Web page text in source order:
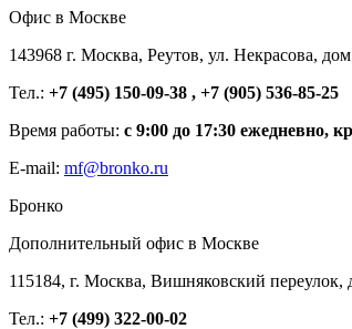
Офис в Москве
143968 г. Москва, Реутов, ул. Некрасова,
Тел.: +7 (495) 150-09-38 , +7 (905) 536-85-25
Время работы: с 9:00 до 17:30 ежедневно,
E-mail: mf@bronko.ru
Бронко
Дополнительный офис в Москве
115184, г. Москва, Вишняковский переулок,
Тел.: +7 (499) 322-00-02